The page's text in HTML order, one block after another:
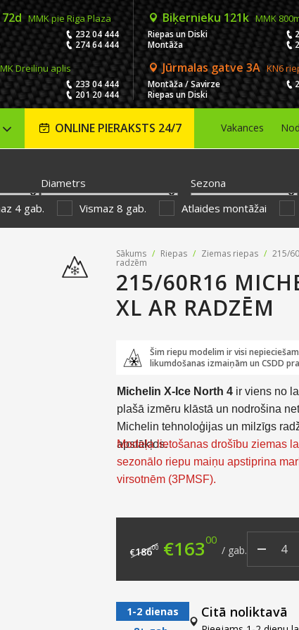
72d MMK pie Riga Plaza
232 04 444
274 64 444
Biķernieku 121k MMK
Riepas un Diski
Montāža
Dreiliņu aplis
233 04 444
201 20 444
Jūrmalas gatve 3A KN6
Montāža / Savirze
Riepas un Diski
ONLINE PIERAKSTS 24/7 Vakances
Diametrs Sezona
4 gab. Vismaz 8 gab. Atlaides montāžai
Sākums / Riepas / Ziemas riepas / 215/
radzēm
215/60R16
XL AR RADZĒM
Šim riepu modelim ir visi
likumdošanas izmaiņām un CSDD
Michelin X-Ice North 4 ir viens no
plašā izmēru klāstā un nodrošina
Michelin tehnoloģijas un milzīgs
apstākļos.
Modeļa lietošanas drošību ziemas
sezonālo riepu maiņu apstiprina
virsotnēm (3PMSF).
€18600 Original price
€16300 Current
/ gab.
1-2 dienas
Citā noliktavā